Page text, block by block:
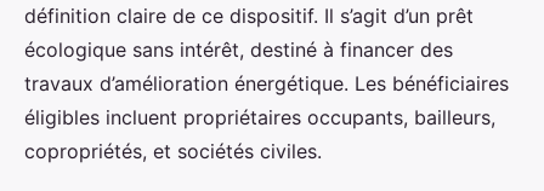
définition claire de ce dispositif. Il s’agit d’un prêt
écologique sans intérêt, destiné à financer des
travaux d’amélioration énergétique. Les bénéficiaires
éligibles incluent propriétaires occupants, bailleurs,
copropriétés, et sociétés civiles.